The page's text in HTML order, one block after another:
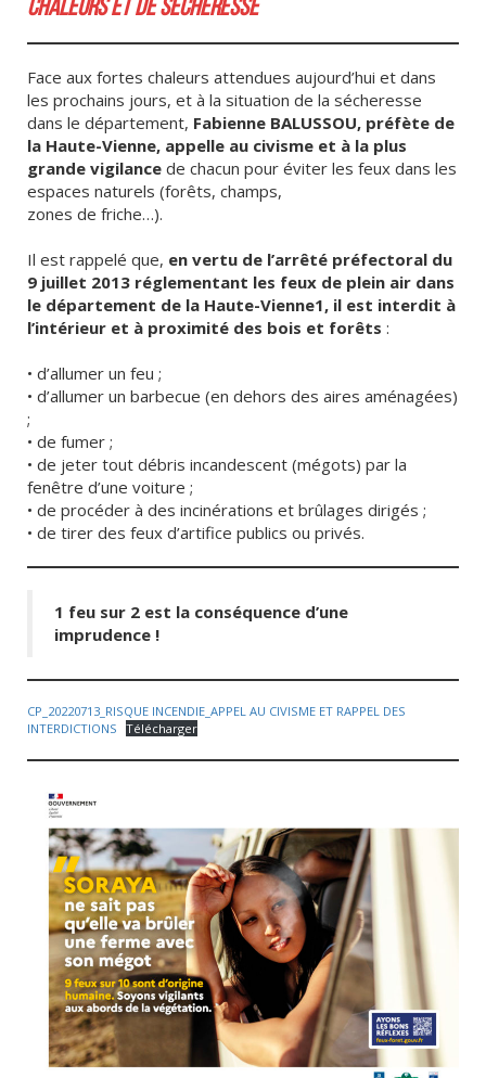
CHALEURS ET DE SÉCHERESSE
Face aux fortes chaleurs attendues aujourd’hui et dans
les prochains jours, et à la situation de la sécheresse
dans le département, Fabienne BALUSSOU, préfète de
la Haute-Vienne, appelle au civisme et à la plus
grande vigilance de chacun pour éviter les feux dans les
espaces naturels (forêts, champs,
zones de friche…).
Il est rappelé que, en vertu de l’arrêté préfectoral du
9 juillet 2013 réglementant les feux de plein air dans
le département de la Haute-Vienne1, il est interdit à
l’intérieur et à proximité des bois et forêts :
• d’allumer un feu ;
• d’allumer un barbecue (en dehors des aires aménagées)
;
• de fumer ;
• de jeter tout débris incandescent (mégots) par la
fenêtre d’une voiture ;
• de procéder à des incinérations et brûlages dirigés ;
• de tirer des feux d’artifice publics ou privés.
1 feu sur 2 est la conséquence d’une
imprudence !
CP_20220713_RISQUE INCENDIE_APPEL AU CIVISME ET RAPPEL DES
INTERDICTIONS
Télécharger